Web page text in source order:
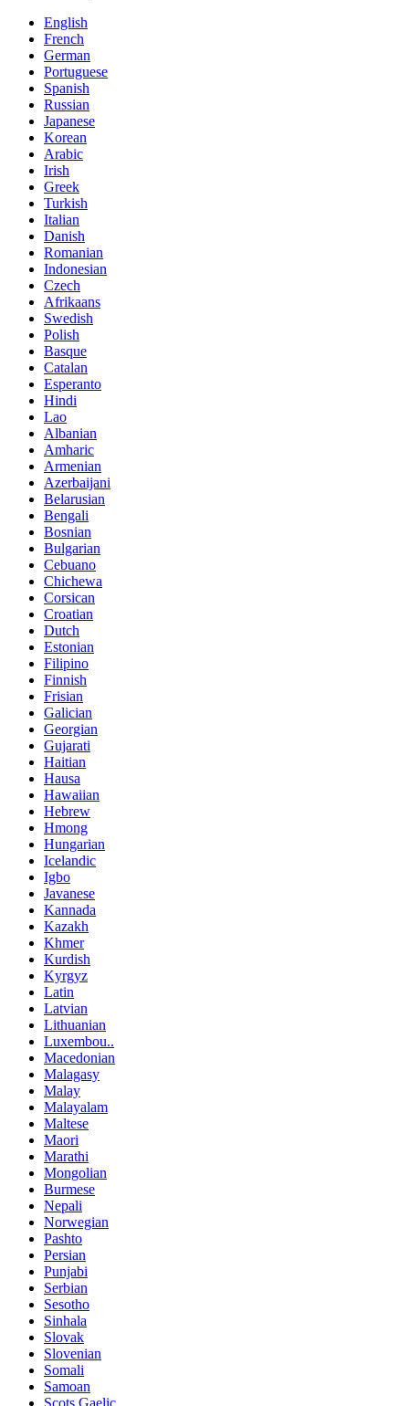
English
French
German
Portuguese
Spanish
Russian
Japanese
Korean
Arabic
Irish
Greek
Turkish
Italian
Danish
Romanian
Indonesian
Czech
Afrikaans
Swedish
Polish
Basque
Catalan
Esperanto
Hindi
Lao
Albanian
Amharic
Armenian
Azerbaijani
Belarusian
Bengali
Bosnian
Bulgarian
Cebuano
Chichewa
Corsican
Croatian
Dutch
Estonian
Filipino
Finnish
Frisian
Galician
Georgian
Gujarati
Haitian
Hausa
Hawaiian
Hebrew
Hmong
Hungarian
Icelandic
Igbo
Javanese
Kannada
Kazakh
Khmer
Kurdish
Kyrgyz
Latin
Latvian
Lithuanian
Luxembou..
Macedonian
Malagasy
Malay
Malayalam
Maltese
Maori
Marathi
Mongolian
Burmese
Nepali
Norwegian
Pashto
Persian
Punjabi
Serbian
Sesotho
Sinhala
Slovak
Slovenian
Somali
Samoan
Scots Gaelic